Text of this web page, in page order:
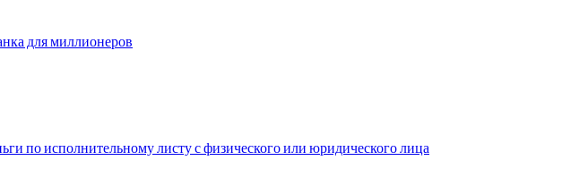
для миллионеров
по исполнительному листу с физического или юридического лица